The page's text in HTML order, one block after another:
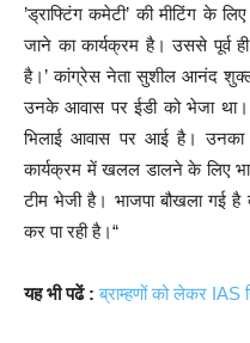
’ड्राफ्टिंग कमेटी’ की मीटिंग के
जाने का कार्यक्रम है। उससे पूर्व
है।’ कांग्रेस नेता सुशील आनंद
उनके आवास पर ईडी को भेजा
भिलाई आवास पर आई है।
कार्यक्रम में खलल डालने के लिए
टीम भेजी है। भाजपा बौखला गई है
कर पा रही है।“
यह भी पढें : ब्राम्हणों को लेकर IAS